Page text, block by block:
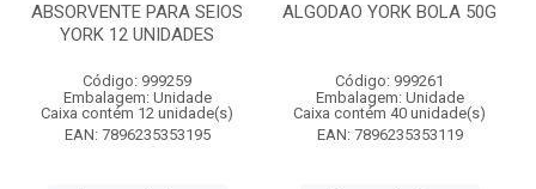
ABSORVENTE PARA SEIOS
YORK 12 UNIDADES
Código: 999259
Embalagem: Unidade
Caixa contém 12 unidade(s)
EAN: 7896235353195
ALGODAO YORK BOLA 50G
Código: 999261
Embalagem: Unidade
Caixa contém 40 unidade(s)
EAN: 7896235353119